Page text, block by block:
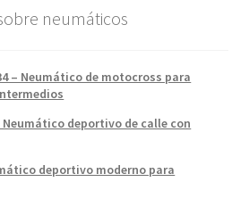
neumáticos
– Neumático de motocross para
deportivo de calle con
deportivo moderno para